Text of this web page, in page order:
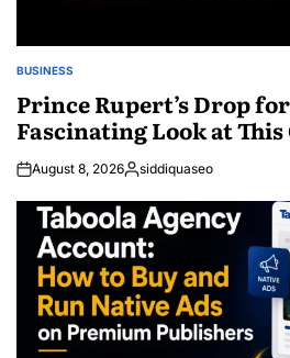
POSTED
BUSINESS
Prince Rupert’s Drop
Fascinating Look at
August 8, 2026Posted
siddiquaseo